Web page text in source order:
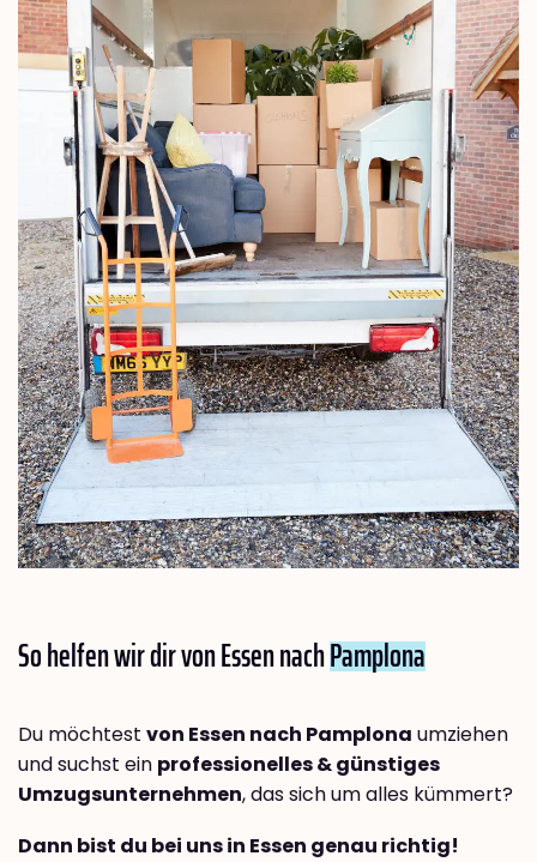
So helfen wir dir von Essen nachPamplona
Du möchtest von Essen nach Pamplona umziehen
und suchst ein professionelles & günstiges
Umzugsunternehmen, das sich um alles kümmert?
Dann bist du bei uns in Essen genau richtig!